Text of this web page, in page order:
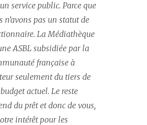
service public. Parce que
n’avons pas un statut de
La Médiathèque
ASBL subsidiée par la
française à
seulement du tiers de
actuel. Le reste
du prêt et donc de vous,
intérêt pour les